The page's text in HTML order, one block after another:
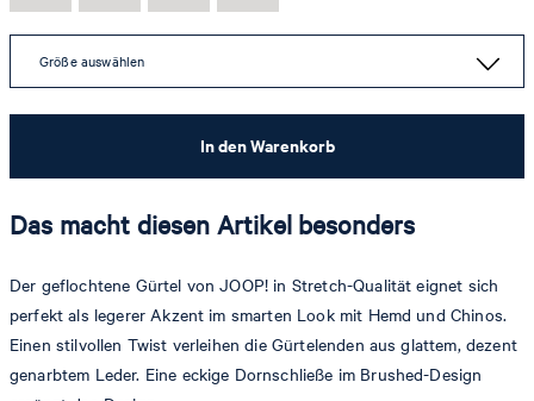
Größe auswählen
In den Warenkorb
Das macht diesen Artikel besonders
Der geflochtene Gürtel von JOOP! in Stretch-Qualität eignet sich
perfekt als legerer Akzent im smarten Look mit Hemd und Chinos.
Einen stilvollen Twist verleihen die Gürtelenden aus glattem, dezent
genarbtem Leder. Eine eckige Dornschließe im Brushed-Design